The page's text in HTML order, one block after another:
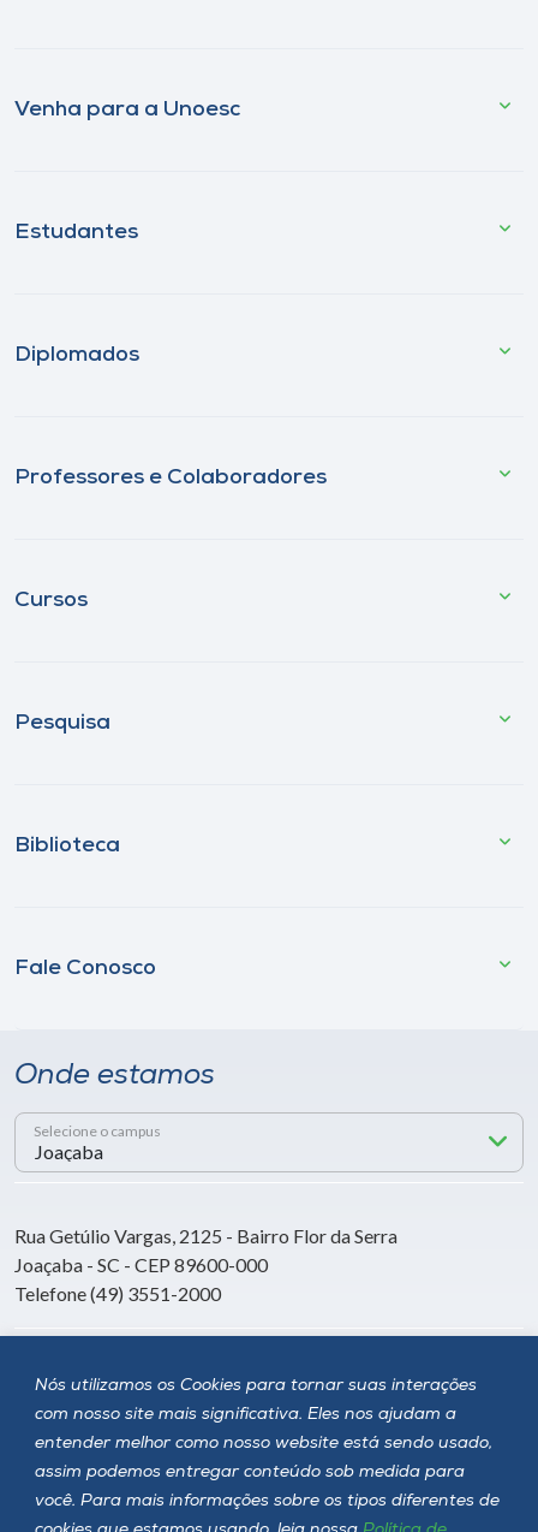
Nós utilizamos os Cookies para tornar suas interações
com nosso site mais significativa. Eles nos ajudam a
entender melhor como nosso website está sendo usado,
assim podemos entregar conteúdo sob medida para
você. Para mais informações sobre os tipos diferentes de
Venha para a Unoesc
Estudantes
Diplomados
Professores e Colaboradores
Cursos
Pesquisa
Biblioteca
Fale Conosco
Onde estamos
Selecione o campus
Rua Getúlio Vargas, 2125 - Bairro Flor da Serra
Joaçaba - SC - CEP 89600-000
Telefone (49) 3551-2000
Siga a Unoesc